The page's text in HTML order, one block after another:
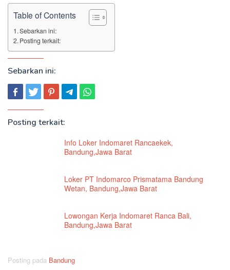
Table of Contents
Sebarkan ini:
Posting terkait:
Sebarkan ini:
Posting terkait:
Info Loker Indomaret Rancaekek,
Bandung,Jawa Barat
Loker PT Indomarco Prismatama Bandung
Wetan, Bandung,Jawa Barat
Lowongan Kerja Indomaret Ranca Bali,
Bandung,Jawa Barat
Posting pada Bandung